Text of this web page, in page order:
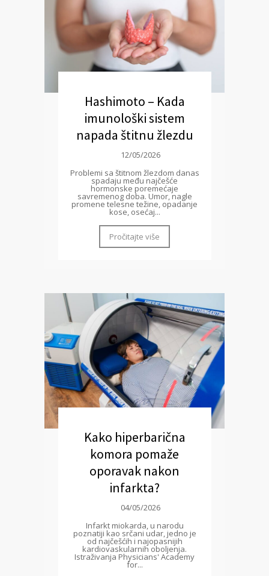
Hashimoto – Kada
imunološki sistem
napada štitnu žlezdu
12/05/2026
Problemi sa štitnom žlezdom danas
spadaju među najčešće
hormonske poremećaje
savremenog doba. Umor, nagle
promene telesne težine, opadanje
kose, osećaj...
Pročitajte više
Kako hiperbarična
komora pomaže
oporavak nakon
infarkta?
04/05/2026
Infarkt miokarda, u narodu
poznatiji kao srčani udar, jedno je
od najčešćih i najopasnijih
kardiovaskularnih oboljenja.
Istraživanja Physicians' Academy
for...